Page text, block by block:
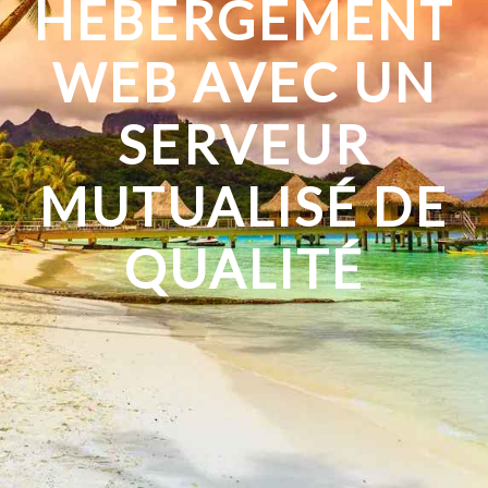
HÉBERGEMENT
WEB AVEC UN
SERVEUR
MUTUALISÉ DE
QUALITÉ